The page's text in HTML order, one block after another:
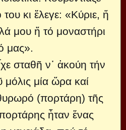
κι ἔλεγε: «Κύριε, ἤ
μου ἤ τό μοναστήρι
μας».
σταθῆ ν᾿ ἀκούη τήν
μόλις μία ὥρα καί
(πορτάρη) τῆς
ἦταν ἕνας